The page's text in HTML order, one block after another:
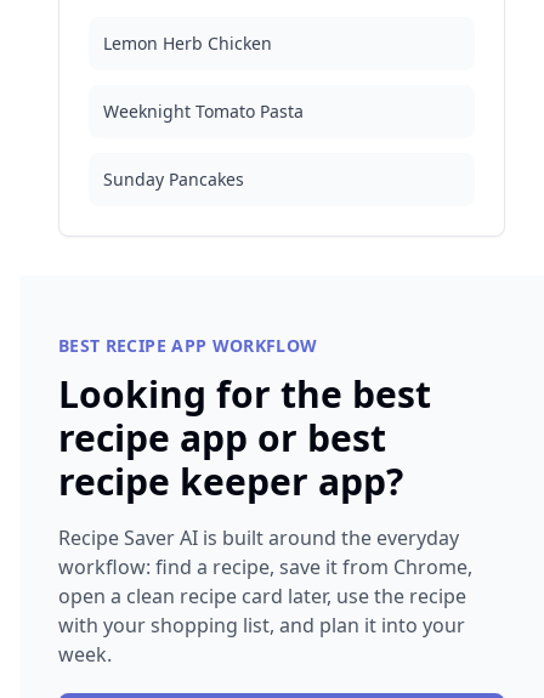
Lemon Herb Chicken
Weeknight Tomato Pasta
Sunday Pancakes
BEST RECIPE APP WORKFLOW
Looking for the best
recipe app or best
recipe keeper app?
Recipe Saver AI is built around the everyday
workflow: find a recipe, save it from Chrome,
open a clean recipe card later, use the recipe
with your shopping list, and plan it into your
week.